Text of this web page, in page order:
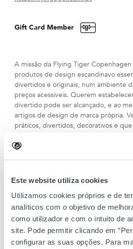
Este website utiliza cookies
Utilizamos cookies próprios e de
analíticos com o objetivo de
como utilizador e com o intuito de
site. Pode permitir clicando em
configurar as suas opções. Para
Gift Card Member
A missão da Flying Tiger
produtos de design escandinavo
divertidos e originais, num ambiente
preços acessíveis. Querem
divertido pode ser alcançado, e ao
artigos de design de marca própria.
práticos, divertidos, decorativos e
brinquedos e para os seus hobbies.
No piso 1, na zona do varandim de